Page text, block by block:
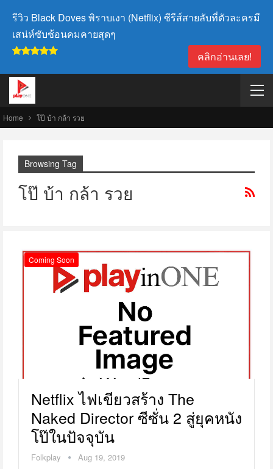
รีวิว Black Doves พิราบเงา (Netflix) ซีรีส์สายลับที่ตัวละครมี
เสน่ห์ซับซ้อนคมคายสุดๆ
คลิกอ่านเลย!
Home โป๊ บ้า กล้า รวย
Browsing Tag
โป๊ บ้า กล้า รวย
Coming Soon
Netflix ไฟเขียวสร้าง The
Naked Director ซีซั่น 2 สู่ยุคหนัง
โป๊ในปัจจุบัน
Folkplay Aug 19, 2019